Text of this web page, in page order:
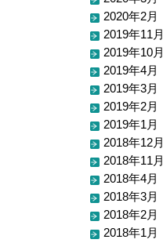
2020年2月
2019年11月
2019年10月
2019年4月
2019年3月
2019年2月
2019年1月
2018年12月
2018年11月
2018年4月
2018年3月
2018年2月
2018年1月